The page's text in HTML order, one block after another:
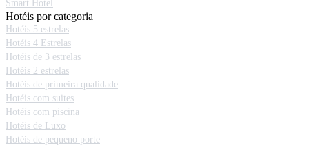
Smart Hotel
Hotéis por categoria
Hotéis 5 estrelas
Hotéis 4 Estrelas
Hotéis de 3 estrelas
Hotéis 2 estrelas
Hotéis de primeira qualidade
Hotéis com suites
Hotéis com piscina
Hotéis de Luxo
Hotéis de pequeno porte